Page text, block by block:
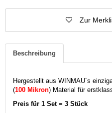
Zur
Beschreibung
Hergestellt aus WINMAU´s
(100 Mikron) Material für
Preis für 1 Set = 3 Stück